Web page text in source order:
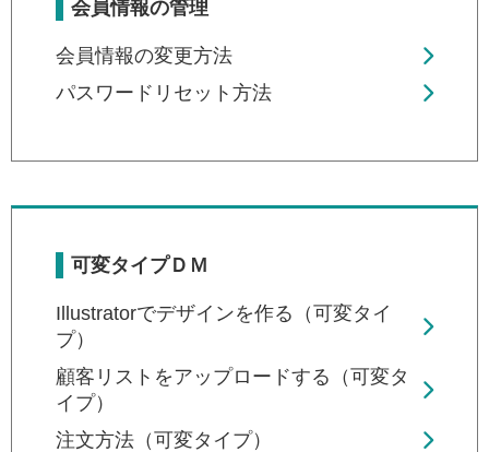
会員情報の管理
会員情報の変更方法
パスワードリセット方法
可変タイプＤＭ
Illustratorでデザインを作る（可変タイ
プ）
顧客リストをアップロードする（可変タ
イプ）
注文方法（可変タイプ）